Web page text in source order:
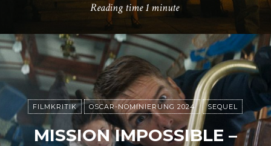
Reading time1 minute
FILMKRITIK OSCAR-NOMINIERUNG 2024 SEQUEL
MISSION IMPOSSIBLE –